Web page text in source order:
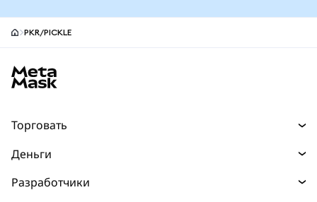
PKR/PICKLE
Торговать
Прогнозы
Деньги
Разработчики